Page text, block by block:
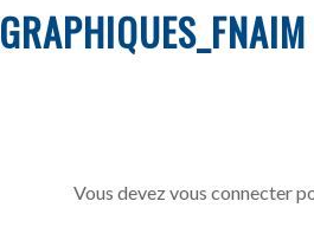
GRAPHIQUES_FNAIM
Vous devez vous connecter